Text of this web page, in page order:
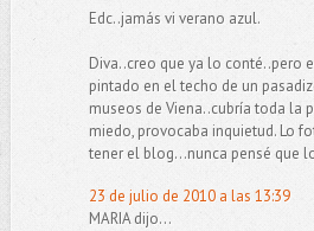
Edc..jamás vi verano azul.
Diva..creo que ya lo conté..pero
pintado en el techo de un
museos de Viena..cubría toda la
miedo, provocaba inquietud. Lo
tener el blog...nunca pensé que
23 de julio de 2010 a las 13:39
MARIA dijo...